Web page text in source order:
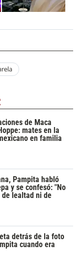
de Maca
mates en la
en familia
Pampita habló
y se confesó: "No
lealtad ni de
detrás de la foto
cuando era